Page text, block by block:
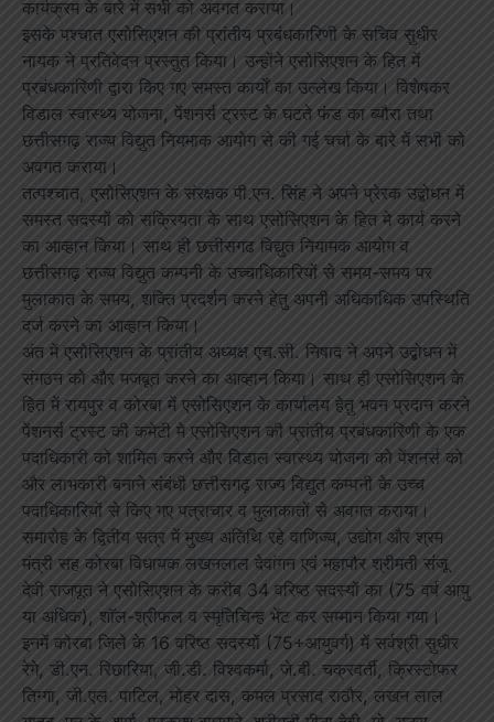
कार्यक्रम के बारे में सभी को अवगत कराया।
इसके पश्चात एसोसिएशन की प्रांतीय प्रबंधकारिणी के सचिव सुधीर
नायक ने प्रतिवेदन प्रस्तुत किया। उन्होंने एसोसिएशन के हित में
प्रबंधकारिणी द्वारा किए गए समस्त कार्यों का उल्लेख किया। विशेषकर
विडाल स्वास्थ्य योजना, पेंशनर्स ट्रस्ट के घटते फंड का ब्यौरा तथा
छत्तीसगढ़ राज्य विद्युत नियमाक आयोग से की गई चर्चा के बारे में सभी को
अवगत कराया।
तत्पश्चात, एसोसिएशन के संरक्षक पी.एन. सिंह ने अपने प्रेरक उद्बोधन में
समस्त सदस्यों को सक्रियता के साथ एसोसिएशन के हित मे कार्य करने
का आव्हान किया। साथ ही छत्तीसगढ विद्युत नियामक आयोग व
छत्तीसगढ़ राज्य विद्युत कम्पनी के उच्चाधिकारियों से समय-समय पर
मुलाकात के समय, शक्ति प्रदर्शन करने हेतु अपनी अधिकाधिक उपस्थिति
दर्ज करने का आव्हान किया।
अंत में एसोसिएशन के प्रांतीय अध्यक्ष एच.सी. निषाद ने अपने उद्बोधन में
संगठन को और मजबूत करने का आव्हान किया। साथ ही एसोसिएशन के
हित में रायपुर व कोरबा में एसोसिएशन के कार्यालय हेतु भवन प्रदान करने
पेंशनर्स ट्रस्ट की कमेटी मे एसोसिएशन की प्रांतीय प्रबंधकारिणी के एक
पदाधिकारी को शामिल करने और विडाल स्वास्थ्य योजना को पेंशनर्स को
और लाभकारी बनाने संबंधी छत्तीसगढ़ राज्य विद्युत कम्पनी के उच्च
पदाधिकारियों से किए गए पत्राचार व मुलाकातों से अवगत कराया।
समारोह के द्वितीय सत्र में मुख्य अतिथि रहे वाणिज्य, उद्योग और श्रम
मंत्री सह कोरबा विधायक लखनलाल देवांगन एवं महापौर श्रीमती संजू
देवी राजपूत ने एसोसिएशन के करीब 34 वरिष्ठ सदस्यों का (75 वर्ष आयु
या अधिक), शाॅल-श्रीफल व स्मृतिचिन्ह भेंट कर सम्मान किया गया।
इनमें कोरबा जिले के 16 वरिष्ठ सदस्यों (75+आयुवर्ग) में सर्वश्री सुधीर
रेगे, डी.एन. रिछारिया, जी.डी. विश्वकर्मा, जे.बी. चक्रवर्ती, क्रिस्टोफर
तिग्गा, जी.एल. पाटिल, मोहर दास, कमल प्रसाद राठौर, लखन लाल